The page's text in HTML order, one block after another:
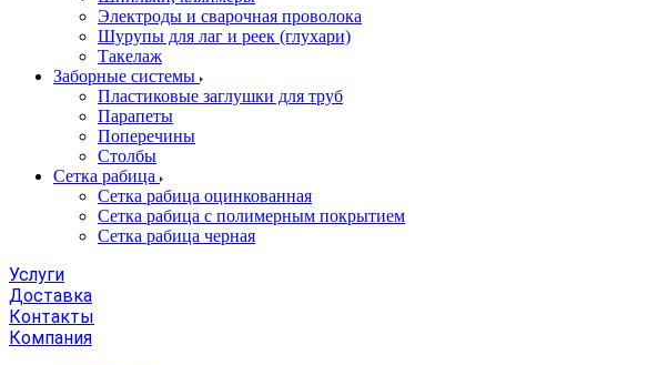
Электроды и сварочная проволока
Шурупы для лаг и реек (глухари)
Такелаж
Заборные системы
Пластиковые заглушки для труб
Парапеты
Поперечины
Столбы
Сетка рабица
Сетка рабица оцинкованная
Сетка рабица с полимерным покрытием
Сетка рабица черная
Услуги
Доставка
Контакты
Компания